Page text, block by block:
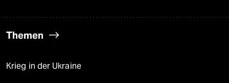
Themen
Krieg in der Ukraine